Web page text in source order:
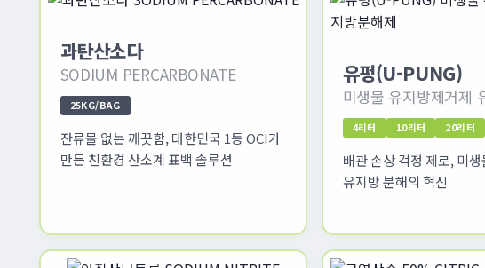
과탄산소다
SODIUM PERCARBONATE
25KG/BAG
잔류물 없는 깨끗함, 대한민국 1등 OCI가
만든 친환경 산소계 표백 솔루션
유펑(U-PUNG)
미생물 유지방제거제
4리터 10리터 20리터
배관 손상 걱정 제로, 미
유지방 분해의 혁신